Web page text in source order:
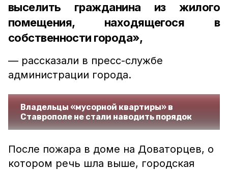
выселить гражданина из жилого
помещения, находящегося в
собственности города»,
— рассказали в пресс-службе
администрации города.
Владельцы «мусорной квартиры» в
Ставрополе не стали наводить порядок
После пожара в доме на Доваторцев, о
котором речь шла выше, городская